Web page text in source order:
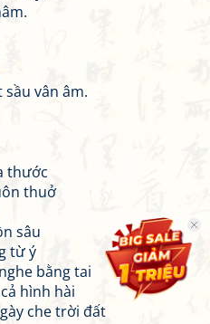
vân âm.
thước
thuở
sâu
từ ý
bằng tai
hình hài
che trời đất